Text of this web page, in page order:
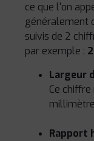
ce que l'on
généralement
suivis de 2
par exemple :
Largeur
Ce
Rapport